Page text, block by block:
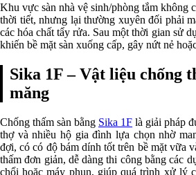
Khu vực sàn nhà vệ sinh/phòng tắm không
thời tiết, nhưng lại thường xuyên đối phải
các hóa chất tẩy rửa. Sau một thời gian sử
khiến bề mặt sàn xuống cấp, gây nứt nẻ
Sika 1F – Vật liệu chống
măng
Chống thấm sàn bằng Sika 1F là giải pháp
thợ và nhiều hộ gia đình lựa chọn nhờ
đợi, có có độ bám dính tốt trên bề mặt vữa
thấm đơn giản, dễ dàng thi công bằng các
chổi hoặc máy phun, giúp quá trình xử lý